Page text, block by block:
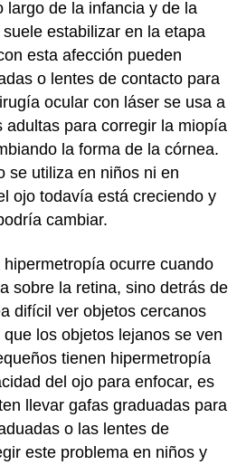
largo de la infancia y de la
estabilizar en la etapa
esta afección pueden
o lentes de contacto para
ocular con láser se usa a
adultas para corregir la miopía
la forma de la córnea.
se utiliza en niños ni en
ojo todavía está creciendo y
cambiar.
hipermetropía ocurre cuando
sobre la retina, sino detrás de
difícil ver objetos cercanos
los objetos lejanos se ven
tienen hipermetropía
del ojo para enfocar, es
llevar gafas graduadas para
o las lentes de
este problema en niños y